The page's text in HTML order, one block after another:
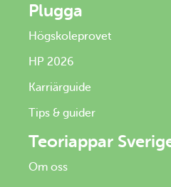
Plugga
Högskoleprovet
HP 2026
Karriärguide
Tips & guider
Teoriappar
Om oss